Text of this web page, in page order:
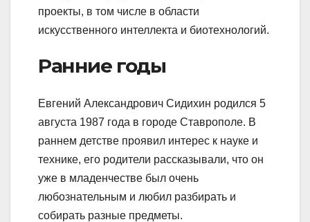
проекты, в том числе в области
искусственного интеллекта и биотехнологий.
Ранние годы
Евгений Александрович Сидихин родился 5
августа 1987 года в городе Ставрополе. В
раннем детстве проявил интерес к науке и
технике, его родители рассказывали, что он
уже в младенчестве был очень
любознательным и любил разбирать и
собирать разные предметы.